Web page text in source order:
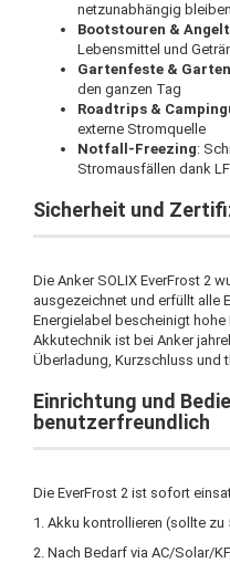
netzunabhängig
Bootstouren &
Lebensmittel und
Gartenfeste &
den ganzen Tag
Roadtrips &
externe Stromquelle
Notfall-Freezing:
Stromausfällen dank
Sicherheit und
Die Anker SOLIX EverFrost 2
ausgezeichnet und erfüllt alle
Energielabel bescheinigt hohe
Akkutechnik ist bei Anker
Überladung, Kurzschluss und
Einrichtung und
benutzerfreundlich
Die EverFrost 2 ist sofort
1. Akku kontrollieren (sollte zu
2. Nach Bedarf via AC/Solar/